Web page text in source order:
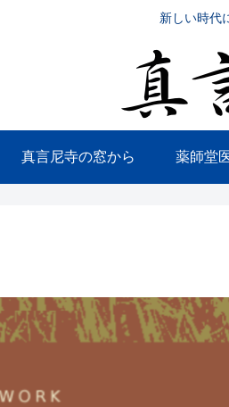
新しい時代
真言尼寺の窓から 薬師堂